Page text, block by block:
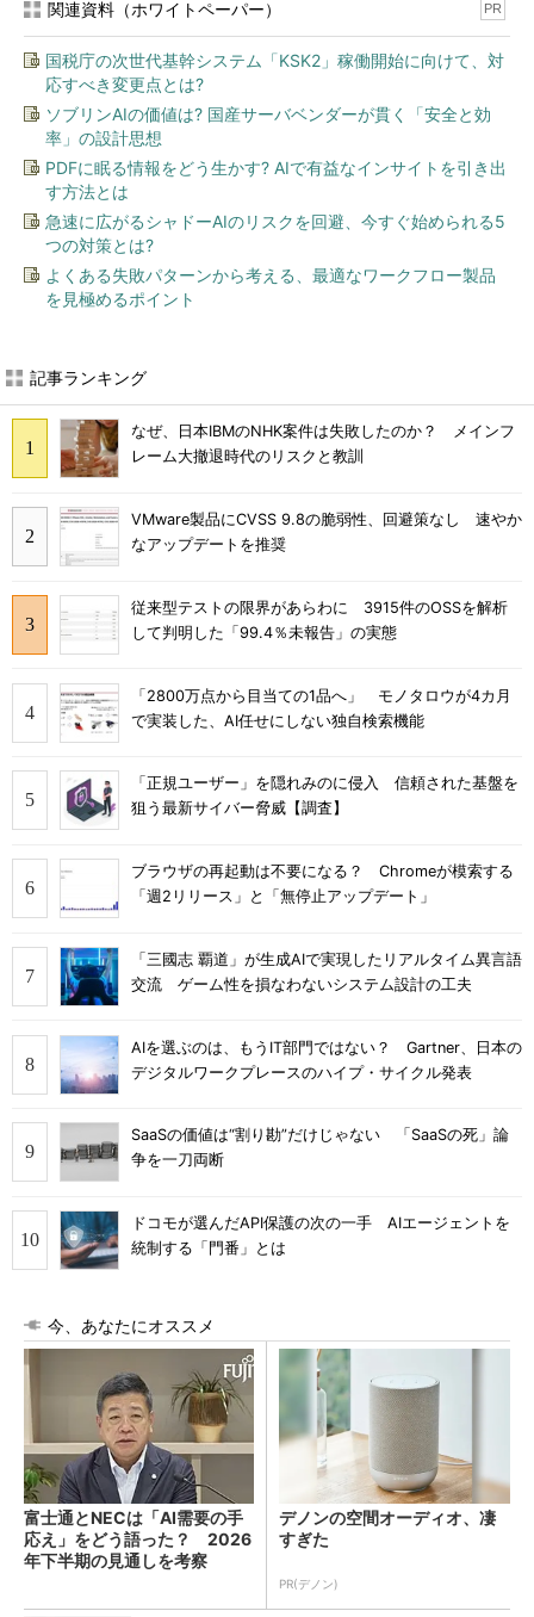
関連資料（ホワイトペーパー） PR
国税庁の次世代基幹システム「KSK2」稼働開始に向けて、対
応すべき変更点とは?
ソブリンAIの価値は? 国産サーバベンダーが貫く「安全と効
率」の設計思想
PDFに眠る情報をどう生かす? AIで有益なインサイトを引き出
す方法とは
急速に広がるシャドーAIのリスクを回避、今すぐ始められる5
つの対策とは?
よくある失敗パターンから考える、最適なワークフロー製品
を見極めるポイント
記事ランキング
なぜ、日本IBMのNHK案件は失敗したのか？ メインフ
レーム大撤退時代のリスクと教訓
VMware製品にCVSS 9.8の脆弱性、回避策なし 速やか
なアップデートを推奨
従来型テストの限界があらわに 3915件のOSSを解析
して判明した「99.4％未報告」の実態
「2800万点から目当ての1品へ」 モノタロウが4カ月
で実装した、AI任せにしない独自検索機能
「正規ユーザー」を隠れみのに侵入 信頼された基盤を
狙う最新サイバー脅威【調査】
ブラウザの再起動は不要になる？ Chromeが模索する
「週2リリース」と「無停止アップデート」
「三國志 覇道」が生成AIで実現したリアルタイム異言語
交流 ゲーム性を損なわないシステム設計の工夫
AIを選ぶのは、もうIT部門ではない？ Gartner、日本の
デジタルワークプレースのハイプ・サイクル発表
SaaSの価値は“割り勘”だけじゃない 「SaaSの死」論
争を一刀両断
ドコモが選んだAPI保護の次の一手 AIエージェントを
統制する「門番」とは
今、あなたにオススメ
富士通とNECは「AI需要の手
応え」をどう語った？ 2026
年下半期の見通しを考察
デノンの空間オーディオ、凄
すぎた
PR(デノン)